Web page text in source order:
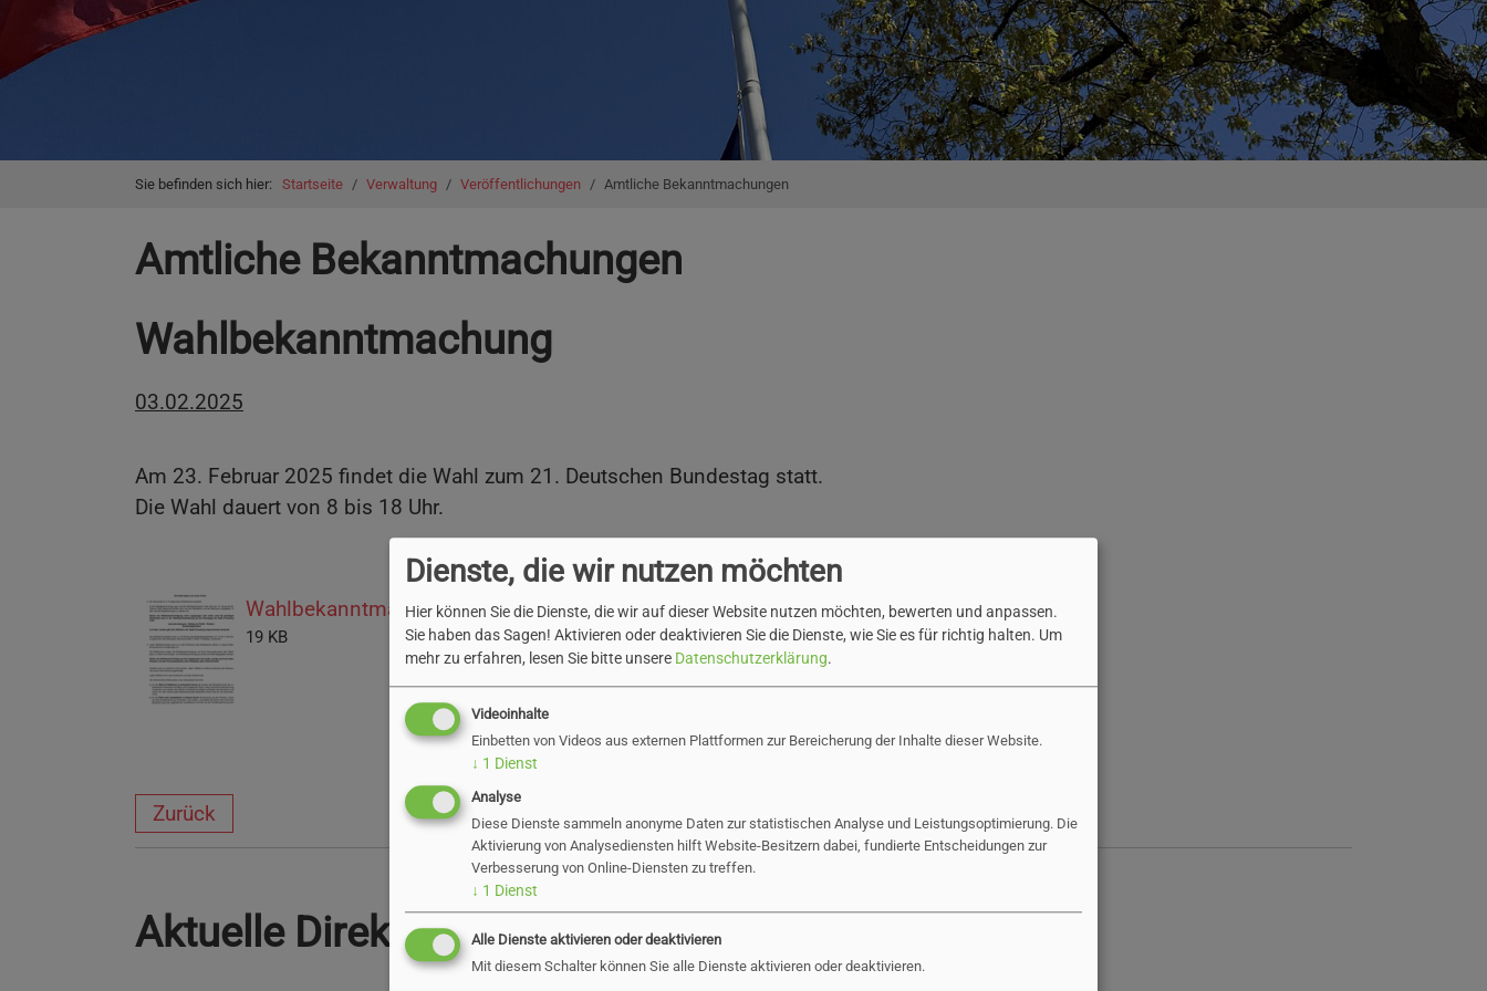
You are here:
Sie befinden sich hier: Startseite Verwaltung Veröffentlichungen Amtliche Bekanntmachungen
Amtliche Bekanntmachungen
Wahlbekanntmachung
03.02.2025
Am 23. Februar 2025 findet die Wahl zum 21. Deutschen Bundestag statt.
Die Wahl dauert von 8 bis 18 Uhr.
Wahlbekanntmachung (pdf)
19 KB
Zurück
Aktuelle Direktvergaben
Dienste, die wir nutzen möchten
Hier können Sie die Dienste, die wir auf dieser Website nutzen möchten, bewerten und anpassen.
Sie haben das Sagen! Aktivieren oder deaktivieren Sie die Dienste, wie Sie es für richtig halten. Um
mehr zu erfahren, lesen Sie bitte unsere Datenschutzerklärung.
Videoinhalte
Einbetten von Videos aus externen Plattformen zur Bereicherung der Inhalte dieser Website.
↓ 1 Dienst
Analyse
Diese Dienste sammeln anonyme Daten zur statistischen Analyse und Leistungsoptimierung. Die
Aktivierung von Analysediensten hilft Website-Besitzern dabei, fundierte Entscheidungen zur
Verbesserung von Online-Diensten zu treffen.
↓ 1 Dienst
Alle Dienste aktivieren oder deaktivieren
Mit diesem Schalter können Sie alle Dienste aktivieren oder deaktivieren.